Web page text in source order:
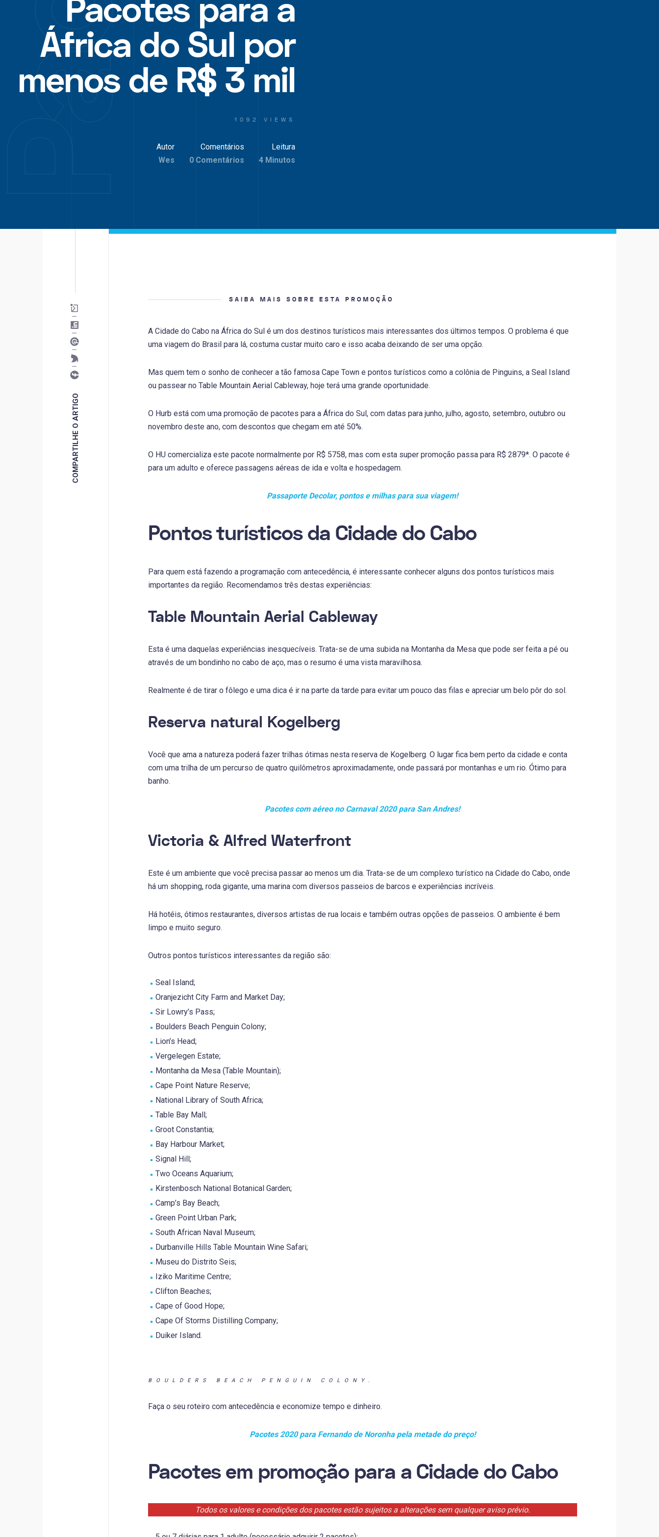
Pacotes para a
África do Sul por
menos de R$ 3 mil
1092 VIEWS
Autor
Wes
Comentários
0 Comentários
Leitura
4 Minutos
COMPARTILHE O ARTIGO
SAIBA MAIS SOBRE ESTA PROMOÇÃO
A Cidade do Cabo na África do Sul é um dos destinos turísticos mais interessantes dos últimos tempos. O problema é que
uma viagem do Brasil para lá, costuma custar muito caro e isso acaba deixando de ser uma opção.
Mas quem tem o sonho de conhecer a tão famosa Cape Town e pontos turísticos como a colônia de Pinguins, a Seal Island
ou passear no Table Mountain Aerial Cableway, hoje terá uma grande oportunidade.
O Hurb está com uma promoção de pacotes para a África do Sul, com datas para junho, julho, agosto, setembro, outubro ou
novembro deste ano, com descontos que chegam em até 50%.
O HU comercializa este pacote normalmente por R$ 5758, mas com esta super promoção passa para R$ 2879*. O pacote é
para um adulto e oferece passagens aéreas de ida e volta e hospedagem.
Passaporte Decolar, pontos e milhas para sua viagem!
Pontos turísticos da Cidade do Cabo
Para quem está fazendo a programação com antecedência, é interessante conhecer alguns dos pontos turísticos mais
importantes da região. Recomendamos três destas experiências:
Table Mountain Aerial Cableway
Esta é uma daquelas experiências inesquecíveis. Trata-se de uma subida na Montanha da Mesa que pode ser feita a pé ou
através de um bondinho no cabo de aço, mas o resumo é uma vista maravilhosa.
Realmente é de tirar o fôlego e uma dica é ir na parte da tarde para evitar um pouco das filas e apreciar um belo pôr do sol.
Reserva natural Kogelberg
Você que ama a natureza poderá fazer trilhas ótimas nesta reserva de Kogelberg. O lugar fica bem perto da cidade e conta
com uma trilha de um percurso de quatro quilômetros aproximadamente, onde passará por montanhas e um rio. Ótimo para
banho.
Pacotes com aéreo no Carnaval 2020 para San Andres!
Victoria & Alfred Waterfront
Este é um ambiente que você precisa passar ao menos um dia. Trata-se de um complexo turístico na Cidade do Cabo, onde
há um shopping, roda gigante, uma marina com diversos passeios de barcos e experiências incríveis.
Há hotéis, ótimos restaurantes, diversos artistas de rua locais e também outras opções de passeios. O ambiente é bem
limpo e muito seguro.
Outros pontos turísticos interessantes da região são:
Seal Island;
Oranjezicht City Farm and Market Day;
Sir Lowry’s Pass;
Boulders Beach Penguin Colony;
Lion’s Head;
Vergelegen Estate;
Montanha da Mesa (Table Mountain);
Cape Point Nature Reserve;
National Library of South Africa;
Table Bay Mall;
Groot Constantia;
Bay Harbour Market;
Signal Hill;
Two Oceans Aquarium;
Kirstenbosch National Botanical Garden;
Camp’s Bay Beach;
Green Point Urban Park;
South African Naval Museum;
Durbanville Hills Table Mountain Wine Safari;
Museu do Distrito Seis;
Iziko Maritime Centre;
Clifton Beaches;
Cape of Good Hope;
Cape Of Storms Distilling Company;
Duiker Island.
BOULDERS BEACH PENGUIN COLONY.
Faça o seu roteiro com antecedência e economize tempo e dinheiro.
Pacotes 2020 para Fernando de Noronha pela metade do preço!
Pacotes em promoção para a Cidade do Cabo
Todos os valores e condições dos pacotes estão sujeitos a alterações sem qualquer aviso prévio.